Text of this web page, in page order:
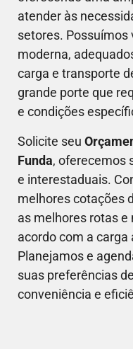
atender às
setores. Possuímos
moderna,
carga e transporte
grande porte que
e condições
Solicite seu
Funda, oferecemos
e interestaduais.
melhores cotações
as melhores rotas
acordo com a
Planejamos e
suas preferências
conveniência e